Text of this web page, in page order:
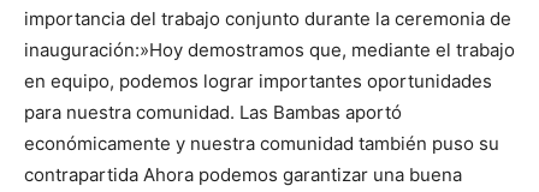
importancia del trabajo conjunto durante la ceremonia de
inauguración:»Hoy demostramos que, mediante el trabajo
en equipo, podemos lograr importantes oportunidades
para nuestra comunidad. Las Bambas aportó
económicamente y nuestra comunidad también puso su
contrapartida Ahora podemos garantizar una buena